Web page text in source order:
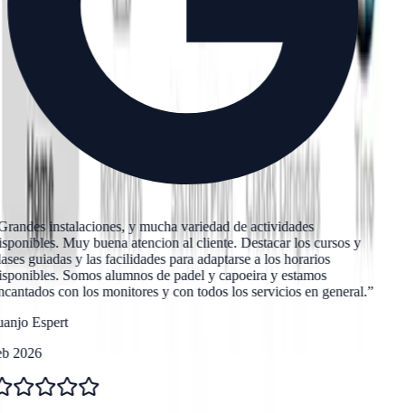
instalaciones, y mucha variedad de actividades
Muy buena atencion al cliente. Destacar los cursos y
guiadas y las facilidades para adaptarse a los horarios
Somos alumnos de padel y capoeira y estamos
con los monitores y con todos los servicios en general.”
Espert
2026